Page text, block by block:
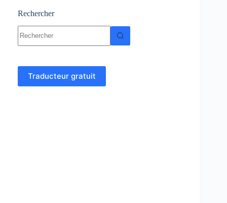
Rechercher
résultat
Traducteur gratuit